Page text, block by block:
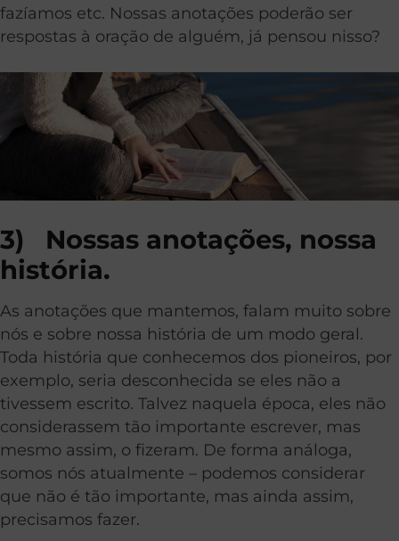
fazíamos etc. Nossas anotações poderão ser
respostas à oração de alguém, já pensou nisso?
3)
Nossas anotações, nossa
história.
As anotações que mantemos, falam muito sobre
nós e sobre nossa história de um modo geral.
Toda história que conhecemos dos pioneiros, por
exemplo, seria desconhecida se eles não a
tivessem escrito. Talvez naquela época, eles não
considerassem tão importante escrever, mas
mesmo assim, o fizeram. De forma análoga,
somos nós atualmente – podemos considerar
que não é tão importante, mas ainda assim,
precisamos fazer.